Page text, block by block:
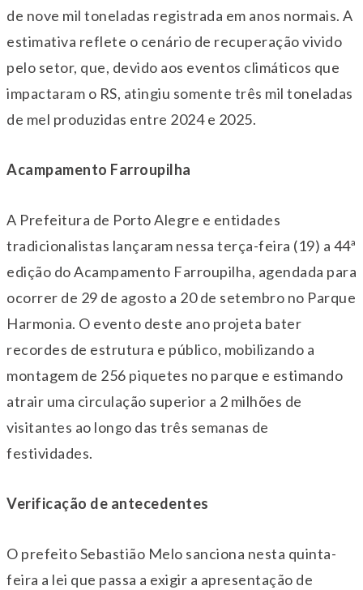
de nove mil toneladas registrada em anos normais. A
estimativa reflete o cenário de recuperação vivido
pelo setor, que, devido aos eventos climáticos que
impactaram o RS, atingiu somente três mil toneladas
de mel produzidas entre 2024 e 2025.
Acampamento Farroupilha
A Prefeitura de Porto Alegre e entidades
tradicionalistas lançaram nessa terça-feira (19) a 44ª
edição do Acampamento Farroupilha, agendada para
ocorrer de 29 de agosto a 20 de setembro no Parque
Harmonia. O evento deste ano projeta bater
recordes de estrutura e público, mobilizando a
montagem de 256 piquetes no parque e estimando
atrair uma circulação superior a 2 milhões de
visitantes ao longo das três semanas de
festividades.
Verificação de antecedentes
O prefeito Sebastião Melo sanciona nesta quinta-
feira a lei que passa a exigir a apresentação de